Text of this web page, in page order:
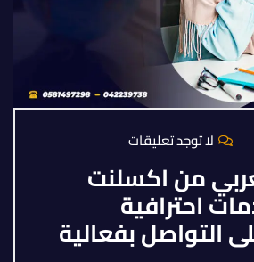
لا توجد تعليقات
من اكسلنت
احترافية
التواصل بفعالية